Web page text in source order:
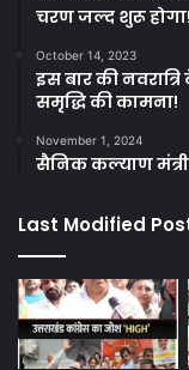
चरण जल्द शुरू
October 14, 2023
इस बार की
समृद्धि की कामना!
November 1, 2024
सैनिक कल्याण
Last Modified